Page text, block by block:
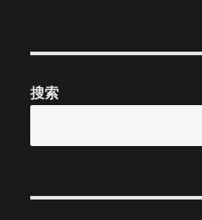
搜索